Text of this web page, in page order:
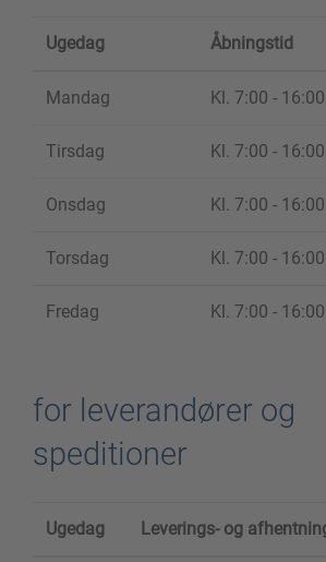
Ugedag Åbningstid
Mandag Kl. 7:00 - 16:00
Tirsdag Kl. 7:00 - 16:00
Onsdag Kl. 7:00 - 16:00
Torsdag Kl. 7:00 - 16:00
Fredag Kl. 7:00 - 16:00
for leverandører og
speditioner
Ugedag Leverings- og